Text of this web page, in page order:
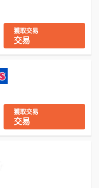
獲取交易
交易
獲取交易
交易